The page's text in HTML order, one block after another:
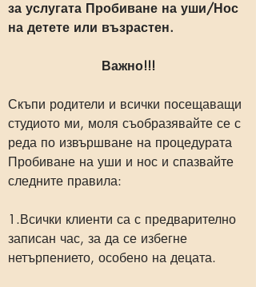
за услугата Пробиване на уши/Нос
на детете или възрастен.
Важно!!!
Скъпи родители и всички посещаващи
студиото ми, моля съобразявайте се с
реда по извършване на процедурата
Пробиване на уши и нос и спазвайте
следните правила:
1.Всички клиенти са с предварително
записан час, за да се избегне
нетърпението, особено на децата.